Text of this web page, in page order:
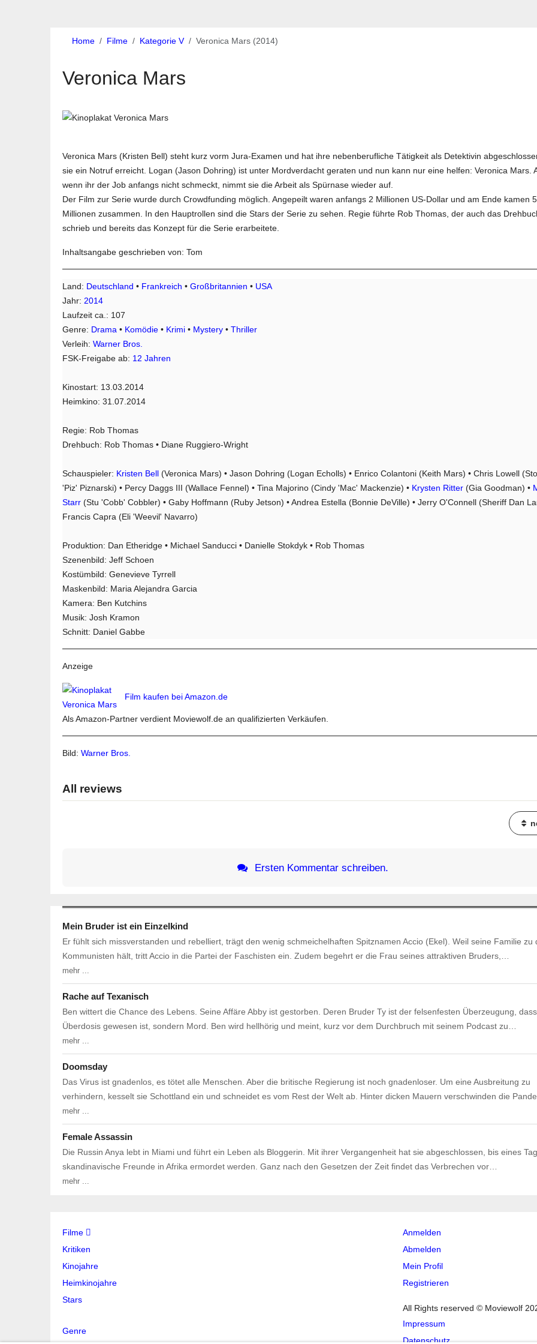
Home Filme Kategorie V Veronica Mars (2014)
Veronica Mars
Veronica Mars (Kristen Bell) steht kurz vorm Jura-Examen und hat ihre nebenberufliche Tätigkeit als Detektivin
sie ein Notruf erreicht. Logan (Jason Dohring) ist unter Mordverdacht geraten und nun kann nur eine helfen: Veronica Mars.
wenn ihr der Job anfangs nicht schmeckt, nimmt sie die Arbeit als Spürnase wieder auf.
Der Film zur Serie wurde durch Crowdfunding möglich. Angepeilt waren anfangs 2 Millionen US-Dollar und am Ende kamen
Millionen zusammen. In den Hauptrollen sind die Stars der Serie zu sehen. Regie führte Rob Thomas, der auch das
schrieb und bereits das Konzept für die Serie erarbeitete.
Inhaltsangabe geschrieben von: Tom
Land: Deutschland • Frankreich • Großbritannien • USA
Jahr: 2014
Laufzeit ca.: 107
Genre: Drama • Komödie • Krimi • Mystery • Thriller
Verleih: Warner Bros.
FSK-Freigabe ab: 12 Jahren
Kinostart: 13.03.2014
Heimkino: 31.07.2014
Regie: Rob Thomas
Drehbuch: Rob Thomas • Diane Ruggiero-Wright
Schauspieler: Kristen Bell (Veronica Mars) • Jason Dohring (Logan Echolls) • Enrico Colantoni (Keith Mars) • Chris Lowell
'Piz' Piznarski) • Percy Daggs III (Wallace Fennel) • Tina Majorino (Cindy 'Mac' Mackenzie) • Krysten Ritter (Gia Goodman) •
Starr (Stu 'Cobb' Cobbler) • Gaby Hoffmann (Ruby Jetson) • Andrea Estella (Bonnie DeVille) • Jerry O'Connell (Sheriff Dan
Francis Capra (Eli 'Weevil' Navarro)
Produktion: Dan Etheridge • Michael Sanducci • Danielle Stokdyk • Rob Thomas
Szenenbild: Jeff Schoen
Kostümbild: Genevieve Tyrrell
Maskenbild: Maria Alejandra Garcia
Kamera: Ben Kutchins
Musik: Josh Kramon
Schnitt: Daniel Gabbe
Anzeige
Film kaufen bei Amazon.de
Als Amazon-Partner verdient Moviewolf.de an qualifizierten Verkäufen.
Bild: Warner Bros.
All reviews
Ersten Kommentar schreiben.
Mein Bruder ist ein Einzelkind
Er fühlt sich missverstanden und rebelliert, trägt den wenig schmeichelhaften Spitznamen Accio (Ekel). Weil seine Familie zu
Kommunisten hält, tritt Accio in die Partei der Faschisten ein. Zudem begehrt er die Frau seines attraktiven Bruders,…
mehr ...
Rache auf Texanisch
Ben wittert die Chance des Lebens. Seine Affäre Abby ist gestorben. Deren Bruder Ty ist der felsenfesten Überzeugung,
Überdosis gewesen ist, sondern Mord. Ben wird hellhörig und meint, kurz vor dem Durchbruch mit seinem Podcast zu…
mehr ...
Doomsday
Das Virus ist gnadenlos, es tötet alle Menschen. Aber die britische Regierung ist noch gnadenloser. Um eine Ausbreitung zu
verhindern, kesselt sie Schottland ein und schneidet es vom Rest der Welt ab. Hinter dicken Mauern verschwinden die
mehr ...
Female Assassin
Die Russin Anya lebt in Miami und führt ein Leben als Bloggerin. Mit ihrer Vergangenheit hat sie abgeschlossen, bis eines
skandinavische Freunde in Afrika ermordet werden. Ganz nach den Gesetzen der Zeit findet das Verbrechen vor…
mehr ...
Filme
Kritiken
Kinojahre
Heimkinojahre
Stars
Genre
Anmelden
Abmelden
Mein Profil
Registrieren
All Rights reserved © Moviewolf
Impressum
Datenschutz